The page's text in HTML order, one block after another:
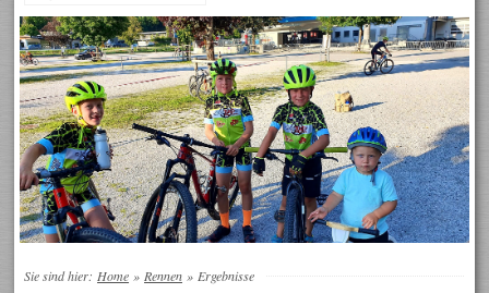
Sie sind hier: Home » Rennen » Ergebnisse